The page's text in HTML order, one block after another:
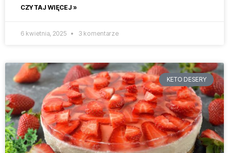
CZYTAJ WIĘCEJ »
6 kwietnia, 2025 3 komentarze
KETO DESERY